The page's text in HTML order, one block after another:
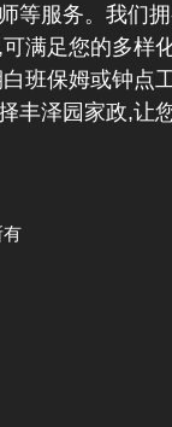
等服务。我们
满足您的多样
班保姆或钟点
丰泽园家政,让
有